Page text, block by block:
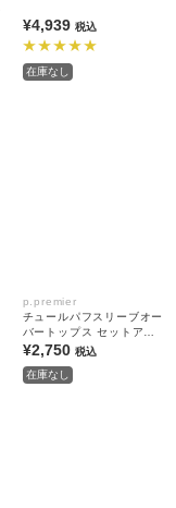
¥4,939 税込
在庫なし
p.premier
チュールパフスリーブオー
バートップス セットアッ
プ可
¥2,750 税込
在庫なし